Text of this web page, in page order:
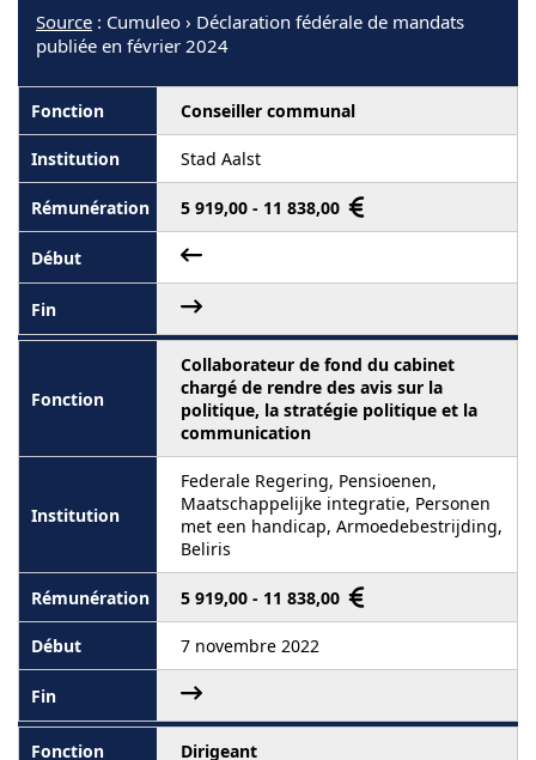
Source : Cumuleo › Déclaration fédérale de mandats
publiée en février 2024
Conseiller communal
Stad Aalst
5 919,00 - 11 838,00
Collaborateur de fond du cabinet
chargé de rendre des avis sur la
politique, la stratégie politique et la
communication
Federale Regering, Pensioenen,
Maatschappelijke integratie, Personen
met een handicap, Armoedebestrijding,
Beliris
5 919,00 - 11 838,00
7 novembre 2022
Dirigeant